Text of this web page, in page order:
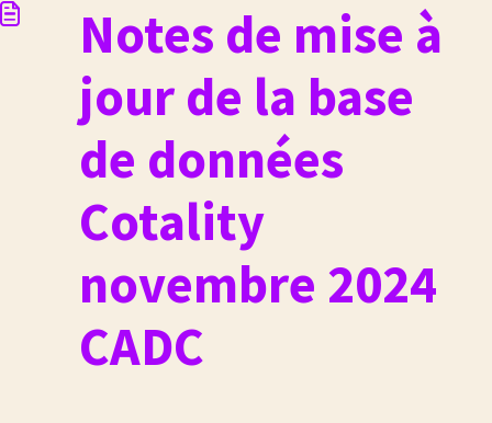
Notes de mise à
jour de la base
de données
Cotality
novembre 2024
CADC